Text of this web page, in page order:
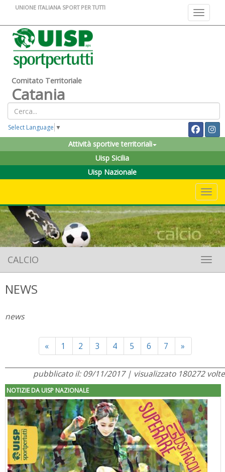
Toggle
UNIONE ITALIANA SPORT PER TUTTI
Comitato Territoriale
Catania
Select Language ▼
Attività sportive territoriali
Uisp Sicilia
Uisp Nazionale
CALCIO
NEWS
news
«Previous
1 2 3 4 5 6 7 »
pubblicato il: 09/11/2017 | visualizzato 180272 volte
NOTIZIE DA UISP NAZIONALE